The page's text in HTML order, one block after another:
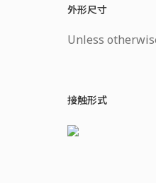
外形尺寸
Unless
接触形式